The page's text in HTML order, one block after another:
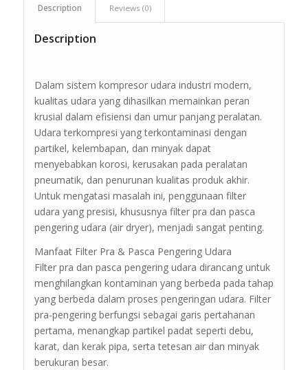
Description Reviews (0)
Description
Dalam sistem kompresor udara industri modern,
kualitas udara yang dihasilkan memainkan peran
krusial dalam efisiensi dan umur panjang peralatan.
Udara terkompresi yang terkontaminasi dengan
partikel, kelembapan, dan minyak dapat
menyebabkan korosi, kerusakan pada peralatan
pneumatik, dan penurunan kualitas produk akhir.
Untuk mengatasi masalah ini, penggunaan filter
udara yang presisi, khususnya filter pra dan pasca
pengering udara (air dryer), menjadi sangat penting.
Manfaat Filter Pra & Pasca Pengering Udara
Filter pra dan pasca pengering udara dirancang untuk
menghilangkan kontaminan yang berbeda pada tahap
yang berbeda dalam proses pengeringan udara. Filter
pra-pengering berfungsi sebagai garis pertahanan
pertama, menangkap partikel padat seperti debu,
karat, dan kerak pipa, serta tetesan air dan minyak
berukuran besar.